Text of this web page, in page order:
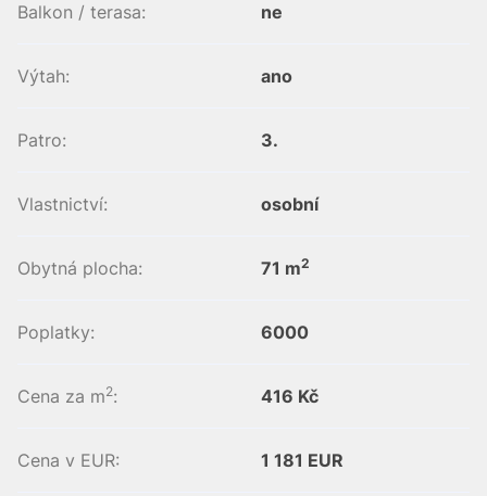
Balkon / terasa: ne
Výtah: ano
Patro: 3.
Vlastnictví: osobní
Obytná plocha: 71 m2
Poplatky: 6000
Cena za m2: 416 Kč
Cena v EUR: 1 181 EUR